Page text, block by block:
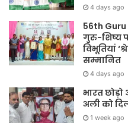
4 days ago
56th
गुरु-शिष्य
विभूतियां
सम्मानित
4 days ago
भारत
अली को
1 week ago